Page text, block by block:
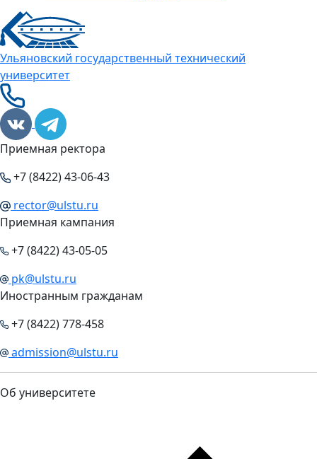
Ульяновский государственный технический
университет
Приемная ректора
+7 (8422) 43-06-43
rector@ulstu.ru
Приемная кампания
+7 (8422) 43-05-05
pk@ulstu.ru
Иностранным гражданам
+7 (8422) 778-458
admission@ulstu.ru
Об университете